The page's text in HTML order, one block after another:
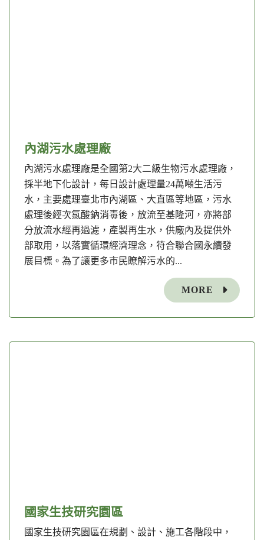
內湖污水處理廠
內湖污水處理廠是全國第2大二級生物污水處理廠，
採半地下化設計，每日設計處理量24萬噸生活污
水，主要處理臺北市內湖區、大直區等地區，污水
處理後經次氯酸鈉消毒後，放流至基隆河，亦將部
分放流水經再過濾，產製再生水，供廠內及提供外
部取用，以落實循環經濟理念，符合聯合國永續發
展目標。為了讓更多市民瞭解污水的...
MORE
國家生技研究園區
國家生技研究園區在規劃、設計、施工各階段中，